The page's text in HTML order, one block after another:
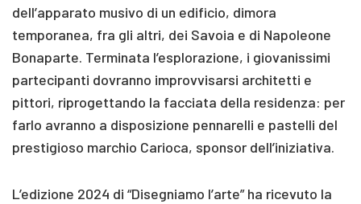
dell’apparato musivo di un edificio, dimora
temporanea, fra gli altri, dei Savoia e di Napoleone
Bonaparte. Terminata l’esplorazione, i giovanissimi
partecipanti dovranno improvvisarsi architetti e
pittori, riprogettando la facciata della residenza: per
farlo avranno a disposizione pennarelli e pastelli del
prestigioso marchio Carioca, sponsor dell’iniziativa.
L’edizione 2024 di “Disegniamo l’arte” ha ricevuto la